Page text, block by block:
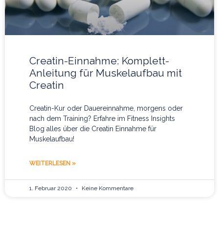
Creatin-Einnahme: Komplett-
Anleitung für Muskelaufbau mit
Creatin
Creatin-Kur oder Dauereinnahme, morgens oder
nach dem Training? Erfahre im Fitness Insights
Blog alles über die Creatin Einnahme für
Muskelaufbau!
WEITERLESEN »
1. Februar 2020 Keine Kommentare